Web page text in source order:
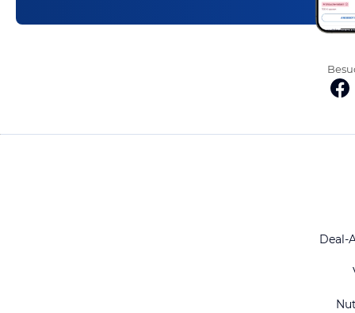
Deal-